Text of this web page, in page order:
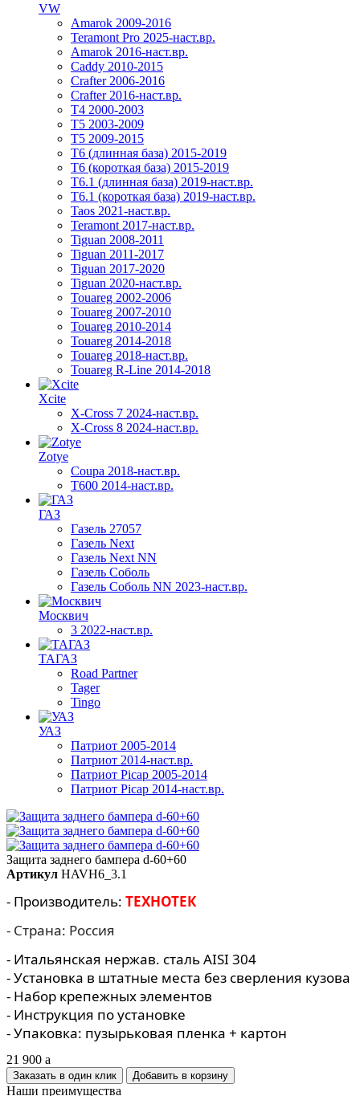
VW
Amarok 2009-2016
Teramont Pro 2025-наст.вр.
Amarok 2016-наст.вр.
Caddy 2010-2015
Crafter 2006-2016
Crafter 2016-наст.вр.
T4 2000-2003
T5 2003-2009
T5 2009-2015
T6 (длинная база) 2015-2019
Т6 (короткая база) 2015-2019
T6.1 (длинная база) 2019-наст.вр.
T6.1 (короткая база) 2019-наст.вр.
Taos 2021-наст.вр.
Teramont 2017-наст.вр.
Tiguan 2008-2011
Tiguan 2011-2017
Tiguan 2017-2020
Tiguan 2020-наст.вр.
Touareg 2002-2006
Touareg 2007-2010
Touareg 2010-2014
Touareg 2014-2018
Touareg 2018-наст.вр.
Touareg R-Line 2014-2018
Xcite
X-Cross 7 2024-наст.вр.
X-Cross 8 2024-наст.вр.
Zotye
Coupa 2018-наст.вр.
T600 2014-наст.вр.
ГАЗ
Газель 27057
Газель Next
Газель Next NN
Газель Соболь
Газель Соболь NN 2023-наст.вр.
Москвич
3 2022-наст.вр.
ТАГАЗ
Road Partner
Tager
Tingo
УАЗ
Патриот 2005-2014
Патриот 2014-наст.вр.
Патриот Picap 2005-2014
Патриот Picap 2014-наст.вр.
Защита заднего бампера d-60+60
Артикул HAVH6_3.1
- Производитель: ТЕХНОТЕК
- Страна: Россия
- Итальянская нержав. сталь AISI 304
- Установка в штатные места без сверления кузова
- Набор крепежных элементов
- Инструкция по установке
- Упаковка: пузырьковая пленка + картон
21 900 a
Заказать в один клик
Наши преимущества